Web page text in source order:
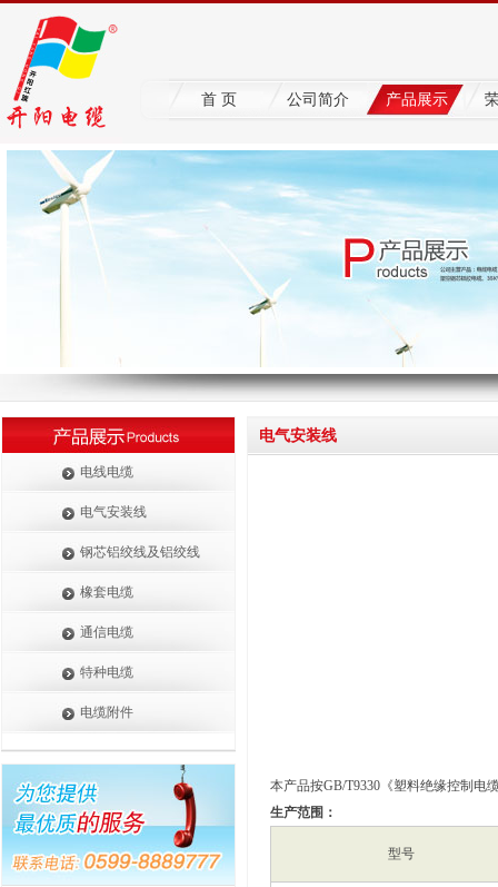
首 页 公司简介 产品展示
电线电缆
电气安装线
钢芯铝绞线及铝绞线
橡套电缆
通信电缆
特种电缆
电缆附件
电气安装线
本产品按GB/T9330《塑料绝缘控制电
生产范围：
型号